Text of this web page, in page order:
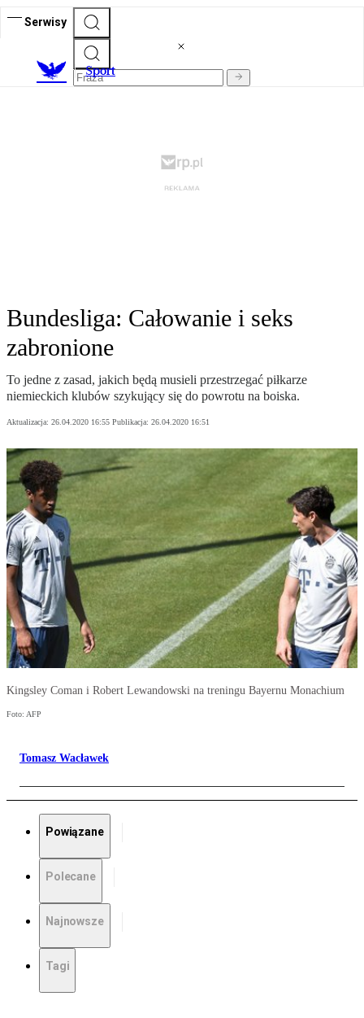
Serwisy
Sport
Bundesliga: Całowanie i seks
zabronione
To jedne z zasad, jakich będą musieli przestrzegać piłkarze
niemieckich klubów szykujący się do powrotu na boiska.
Aktualizacja: 26.04.2020 16:55 Publikacja: 26.04.2020 16:51
Kingsley Coman i Robert Lewandowski na treningu Bayernu Monachium
Foto: AFP
Tomasz Wacławek
Powiązane
Polecane
Najnowsze
Tagi